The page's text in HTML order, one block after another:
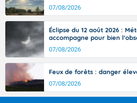
07/08/2026
Éclipse du 12 août 2026 :
accompagne pour bien
07/08/2026
Feux de forêts : danger
07/08/2026